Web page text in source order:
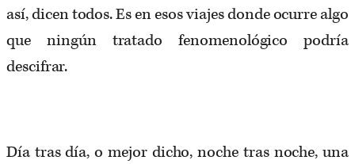
así, dicen todos. Es en esos viajes donde ocurre algo
que ningún tratado fenomenológico podría
descifrar.
Día tras día, o mejor dicho, noche tras noche, una